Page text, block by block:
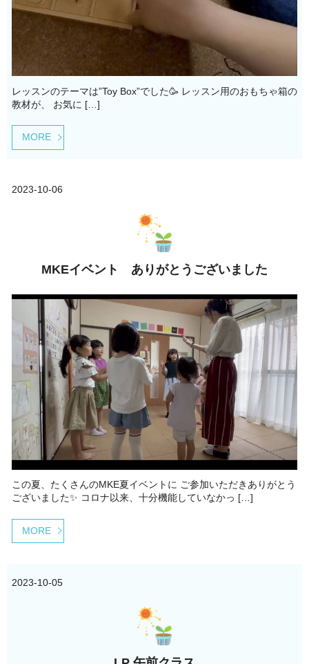
レッスンのテーマは”Toy Box”でした🥳 レッスン用のおもちゃ箱の
教材が、 お気に […]
MORE
2023-10-06
MKEイベント ありがとうございました
この夏、たくさんのMKE夏イベントに ご参加いただきありがとう
ございました✨ コロナ以来、十分機能していなかっ […]
MORE
2023-10-05